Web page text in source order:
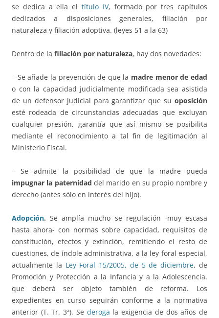
se dedica a ella el título IV, formado por tres capítulos
dedicados a disposiciones generales, filiación por
naturaleza y filiación adoptiva. (leyes 51 a la 63)
Dentro de la filiación por naturaleza, hay dos novedades:
– Se añade la prevención de que la madre menor de edad
o con la capacidad judicialmente modificada sea asistida
de un defensor judicial para garantizar que su oposición
esté rodeada de circunstancias adecuadas que excluyan
cualquier presión, garantía que así mismo se posibilita
mediante el reconocimiento a tal fin de legitimación al
Ministerio Fiscal.
– Se admite la posibilidad de que la madre pueda
impugnar la paternidad del marido en su propio nombre y
derecho (antes sólo en interés del hijo).
Adopción. Se amplía mucho se regulación -muy escasa
hasta ahora- con normas sobre capacidad, requisitos de
constitución, efectos y extinción, remitiendo el resto de
cuestiones, de índole administrativa, a la ley foral especial,
actualmente la Ley Foral 15/2005, de 5 de diciembre, de
Promoción y Protección a la Infancia y a la Adolescencia.
que deberá ser objeto también de reforma. Los
expedientes en curso seguirán conforme a la normativa
anterior (T. Tr. 3ª). Se deroga la exigencia de dos años de